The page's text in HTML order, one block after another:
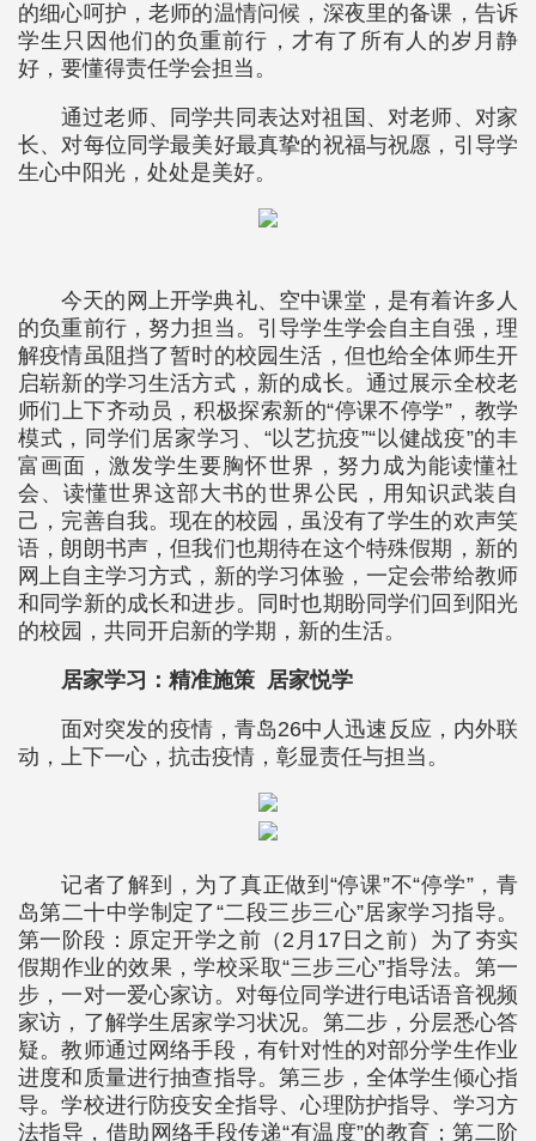
的细心呵护，老师的温情问候，深夜里的备课，告诉
学生只因他们的负重前行，才有了所有人的岁月静
好，要懂得责任学会担当。
通过老师、同学共同表达对祖国、对老师、对家
长、对每位同学最美好最真挚的祝福与祝愿，引导学
生心中阳光，处处是美好。
今天的网上开学典礼、空中课堂，是有着许多人
的负重前行，努力担当。引导学生学会自主自强，理
解疫情虽阻挡了暂时的校园生活，但也给全体师生开
启崭新的学习生活方式，新的成长。通过展示全校老
师们上下齐动员，积极探索新的“停课不停学”，教学
模式，同学们居家学习、“以艺抗疫”“以健战疫”的丰
富画面，激发学生要胸怀世界，努力成为能读懂社
会、读懂世界这部大书的世界公民，用知识武装自
己，完善自我。现在的校园，虽没有了学生的欢声笑
语，朗朗书声，但我们也期待在这个特殊假期，新的
网上自主学习方式，新的学习体验，一定会带给教师
和同学新的成长和进步。同时也期盼同学们回到阳光
的校园，共同开启新的学期，新的生活。
居家学习：精准施策 居家悦学
面对突发的疫情，青岛26中人迅速反应，内外联
动，上下一心，抗击疫情，彰显责任与担当。
记者了解到，为了真正做到“停课”不“停学”，青
岛第二十中学制定了“二段三步三心”居家学习指导。
第一阶段：原定开学之前（2月17日之前）为了夯实
假期作业的效果，学校采取“三步三心”指导法。第一
步，一对一爱心家访。对每位同学进行电话语音视频
家访，了解学生居家学习状况。第二步，分层悉心答
疑。教师通过网络手段，有针对性的对部分学生作业
进度和质量进行抽查指导。第三步，全体学生倾心指
导。学校进行防疫安全指导、心理防护指导、学习方
法指导，借助网络手段传递“有温度”的教育；第二阶